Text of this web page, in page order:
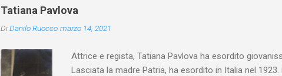
Tatiana Pavlova
DiDanilo Ruocco marzo 14, 2021
Attrice e regista, Tatiana Pavlova ha esordito
Lasciata la madre Patria, ha esordito in Italia nel